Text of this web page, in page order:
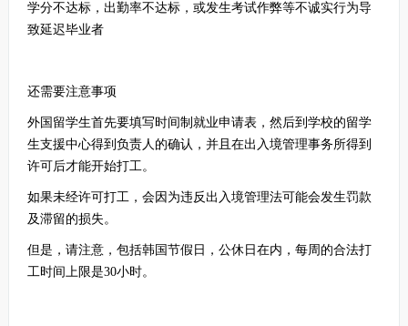
学分不达标，出勤率不达标，或发生考试作弊等不诚实行为导
致延迟毕业者
还需要注意事项
外国留学生首先要填写时间制就业申请表，然后到学校的留学
生支援中心得到负责人的确认，并且在出入境管理事务所得到
许可后才能开始打工。
如果未经许可打工，会因为违反出入境管理法可能会发生罚款
及滞留的损失。
但是，请注意，包括韩国节假日，公休日在内，每周的合法打
工时间上限是30小时。